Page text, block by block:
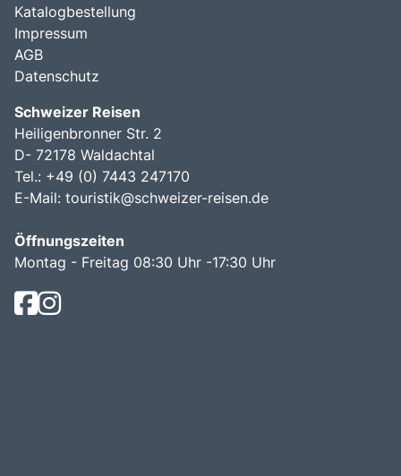
Katalogbestellung
Impressum
AGB
Datenschutz
Schweizer Reisen
Heiligenbronner Str. 2
D- 72178 Waldachtal
Tel.: +49 (0) 7443 247170
E-Mail: touristik@schweizer-reisen.de
Öffnungszeiten
Montag - Freitag 08:30 Uhr -17:30 Uhr